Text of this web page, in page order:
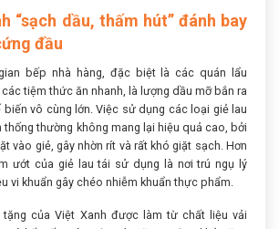
“sạch dầu, thấm hút” đánh bay
đầu
bếp nhà hàng, đặc biệt là các quán lẩu
tiệm thức ăn nhanh, là lượng dầu mỡ bắn ra
vô cùng lớn. Việc sử dụng các loại giẻ lau
thống thường không mang lại hiệu quả cao, bởi
vào giẻ, gây nhờn rít và rất khó giặt sạch. Hơn
ướt của giẻ lau tái sử dụng là nơi trú ngụ lý
vi khuẩn gây chéo nhiễm khuẩn thực phẩm.
của Việt Xanh được làm từ chất liệu vải